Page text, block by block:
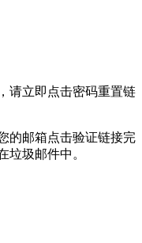
请立即点击密码重置链
的邮箱点击验证链接完
垃圾邮件中。